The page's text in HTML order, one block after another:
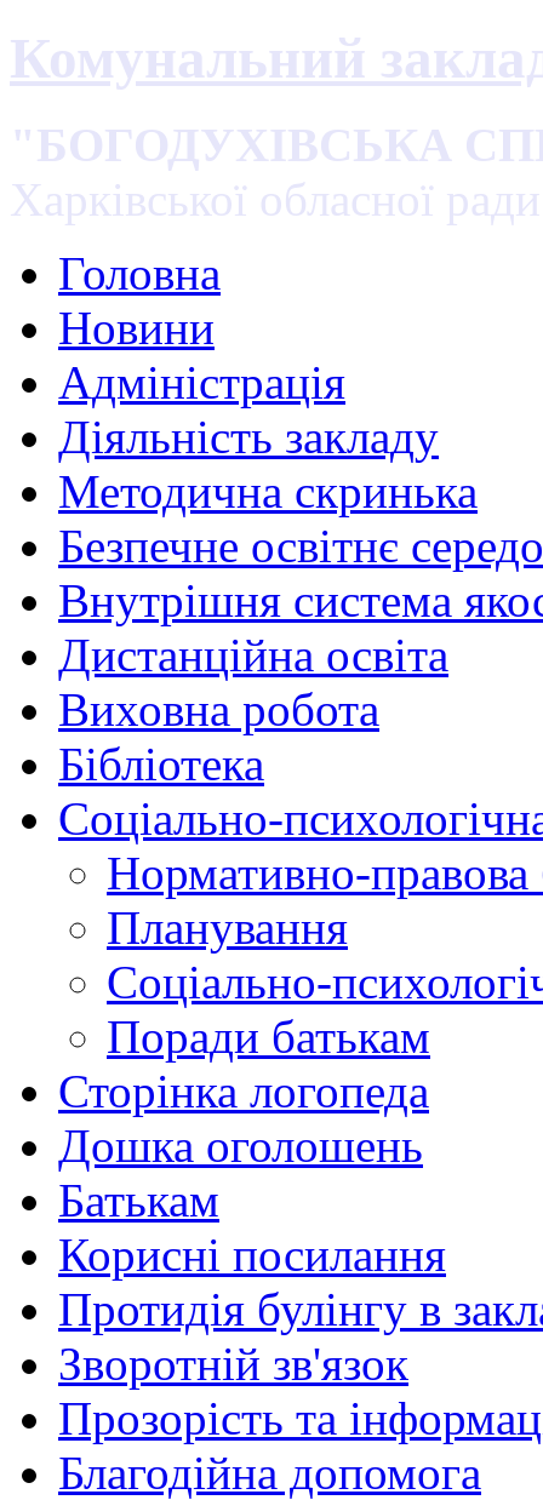
Комунальний
"БОГОДУХІВСЬКА
Харківської обласної ради
Головна
Новини
Адміністрація
Діяльність закладу
Методична скринька
Безпечне освітнє
Внутрішня система
Дистанційна освіта
Виховна робота
Бібліотека
Соціально-
Нормативно-правова
Планування
Соціально-
Поради батькам
Сторінка логопеда
Дошка оголошень
Батькам
Корисні посилання
Протидія булінгу в
Зворотній зв'язок
Прозорість та
Благодійна допомога